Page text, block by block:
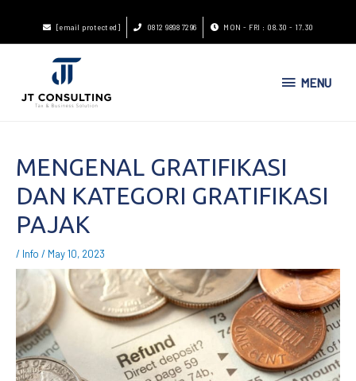
[email protected] 0812 9898 7296 MON - FRI : 08.30 - 17.30
MENU
MENGENAL GRATIFIKASI
DAN KATEGORI GRATIFIKASI
PAJAK
/ Info / May 10, 2023